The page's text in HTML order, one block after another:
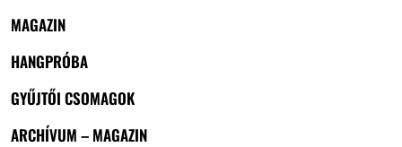
MAGAZIN
HANGPRÓBA
GYŰJTŐI CSOMAGOK
ARCHÍVUM – MAGAZIN